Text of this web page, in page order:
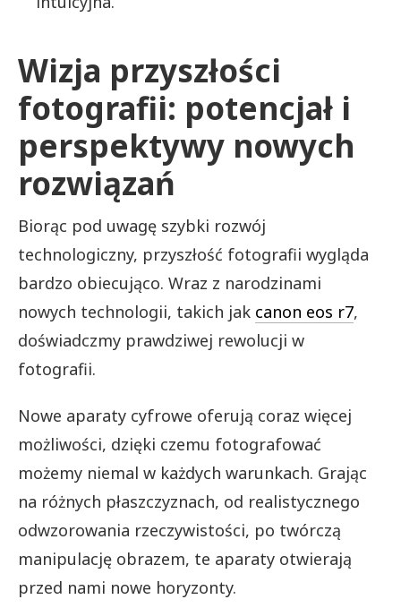
Wizja przyszłości
fotografii: potencjał i
perspektywy nowych
rozwiązań
Biorąc pod uwagę szybki rozwój
technologiczny, przyszłość fotografii wygląda
bardzo obiecująco. Wraz z narodzinami
nowych technologii, takich jak canon eos r7,
doświadczmy prawdziwej rewolucji w
fotografii.
Nowe aparaty cyfrowe oferują coraz więcej
możliwości, dzięki czemu fotografować
możemy niemal w każdych warunkach. Grając
na różnych płaszczyznach, od realistycznego
odwzorowania rzeczywistości, po twórczą
manipulację obrazem, te aparaty otwierają
przed nami nowe horyzonty.